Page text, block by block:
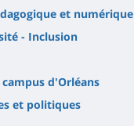
et numérique
- Inclusion
d'Orléans
et politiques